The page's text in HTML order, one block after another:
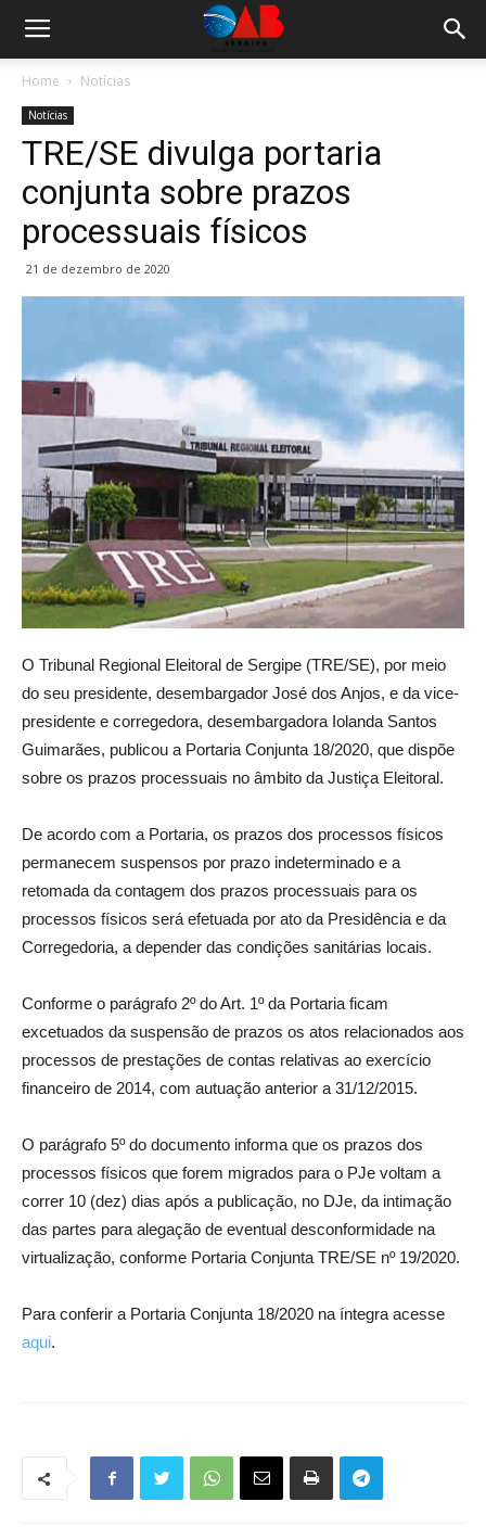
Home Notícias
Notícias
TRE/SE divulga portaria
conjunta sobre prazos
processuais físicos
21 de dezembro de 2020
O Tribunal Regional Eleitoral de Sergipe (TRE/SE), por meio
do seu presidente, desembargador José dos Anjos, e da vice-
presidente e corregedora, desembargadora Iolanda Santos
Guimarães, publicou a Portaria Conjunta 18/2020, que dispõe
sobre os prazos processuais no âmbito da Justiça Eleitoral.
De acordo com a Portaria, os prazos dos processos físicos
permanecem suspensos por prazo indeterminado e a
retomada da contagem dos prazos processuais para os
processos físicos será efetuada por ato da Presidência e da
Corregedoria, a depender das condições sanitárias locais.
Conforme o parágrafo 2º do Art. 1º da Portaria ficam
excetuados da suspensão de prazos os atos relacionados aos
processos de prestações de contas relativas ao exercício
financeiro de 2014, com autuação anterior a 31/12/2015.
O parágrafo 5º do documento informa que os prazos dos
processos físicos que forem migrados para o PJe voltam a
correr 10 (dez) dias após a publicação, no DJe, da intimação
das partes para alegação de eventual desconformidade na
virtualização, conforme Portaria Conjunta TRE/SE nº 19/2020.
Para conferir a Portaria Conjunta 18/2020 na íntegra acesse
aqui.